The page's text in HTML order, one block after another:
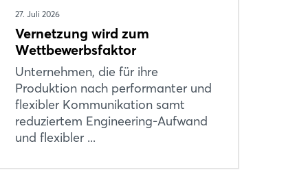
27. Juli 2026
Vernetzung wird zum
Wettbewerbsfaktor
Unternehmen, die für ihre
Produktion nach performanter und
flexibler Kommunikation samt
reduziertem Engineering-Aufwand
und flexibler ...